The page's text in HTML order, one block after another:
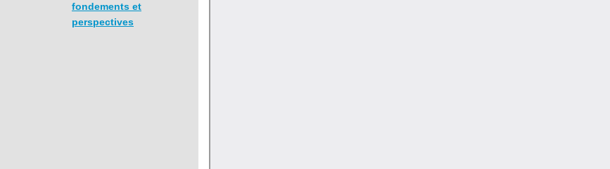
fondements et
perspectives